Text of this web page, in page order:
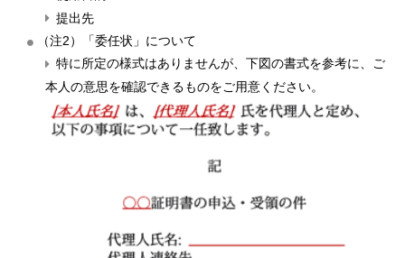
提出先
（注2）「委任状」について
特に所定の様式はありませんが、下図の書式を参考に、ご
本人の意思を確認できるものをご用意ください。